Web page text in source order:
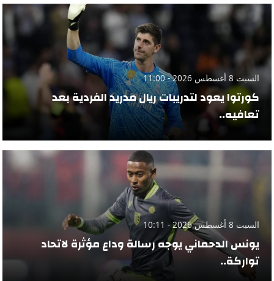
السبت 8 أغسطس 2026 - 11:00
كورتوا يعود لتدريبات ريال مدريد الفردية بعد
تعافيه..
السبت 8 أغسطس 2026 - 10:11
يونس الدحماني يوجه رسالة وداع مؤثرة لاتحاد
تواركة..